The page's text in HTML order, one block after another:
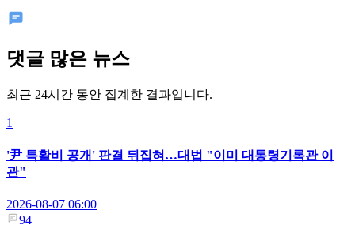
댓글 많은 뉴스
최근 24시간 동안 집계한 결과입니다.
1
'尹 특활비 공개' 판결 뒤집혀…대법 "이미 대통령기록관 이
관"
2026-08-07 06:00
94